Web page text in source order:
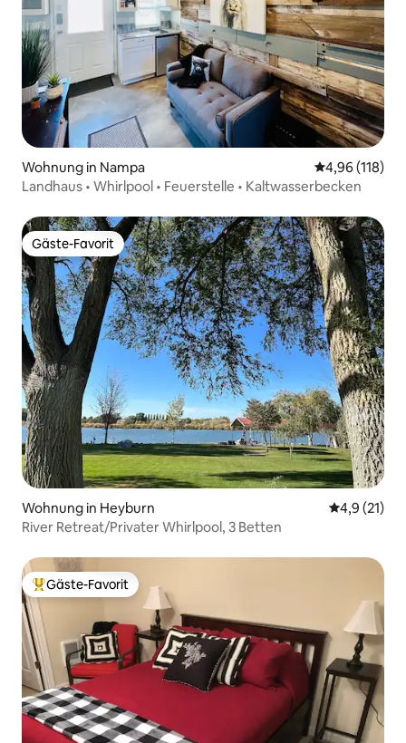
Wohnung in Nampa
4,96 (118)
Landhaus • Whirlpool • Feuerstelle • Kaltwasserbecken
Gäste-Favorit
Gäste-Favorit
Wohnung in Heyburn
4,9 (21)
River Retreat/Privater Whirlpool, 3 Betten
Beliebter Gäste-Favorit.
Gäste-Favorit